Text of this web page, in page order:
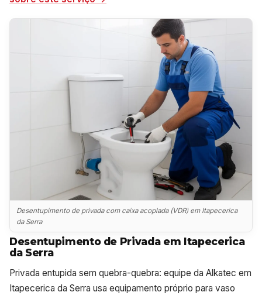
Desentupimento de privada com caixa acoplada (VDR) em Itapecerica
da Serra
Desentupimento de Privada em Itapecerica
da Serra
Privada entupida sem quebra-quebra: equipe da Alkatec em
Itapecerica da Serra usa equipamento próprio para vaso